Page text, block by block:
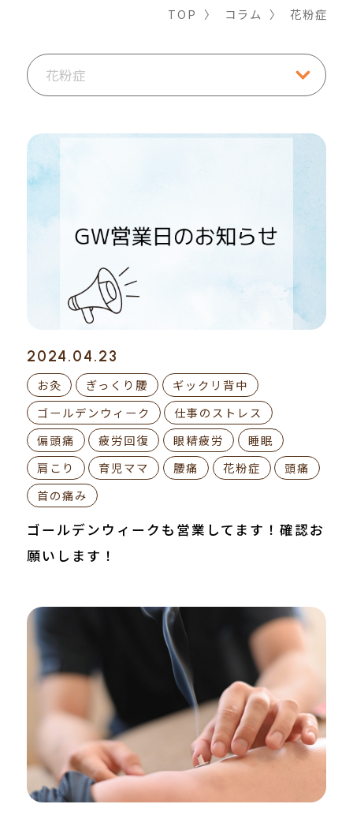
TOP 〉 コラム 〉 花粉症
2024.04.23
お灸 ぎっくり腰
ギックリ背中
ゴールデンウィーク
仕事のストレス
偏頭痛
疲労回復 眼精疲労
睡眠
肩こり
育児ママ 腰痛 花粉症
頭痛
首の痛み
ゴールデンウィークも営業してます！確認お
願いします！